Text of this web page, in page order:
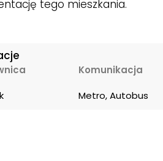
tego mieszkania.
Komunikacja
Metro, Autobus